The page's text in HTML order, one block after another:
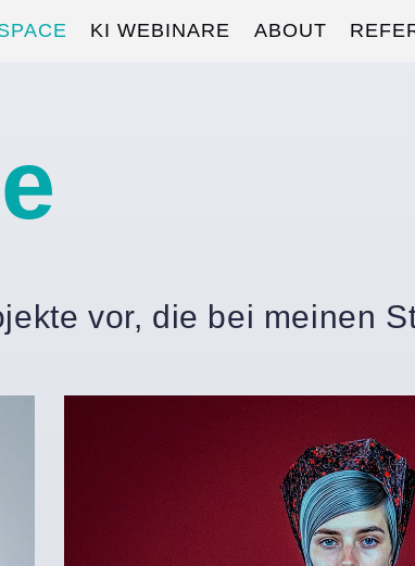
KI WEBINARE ABOUT
vor, die bei meinen